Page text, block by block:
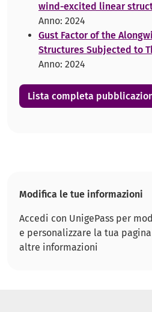
wind-excited linear
Anno: 2024
Gust Factor of the
Structures Subjected to
Anno: 2024
Lista completa
Modifica le tue informazioni
Accedi con UnigePass per
e personalizzare la tua
altre informazioni